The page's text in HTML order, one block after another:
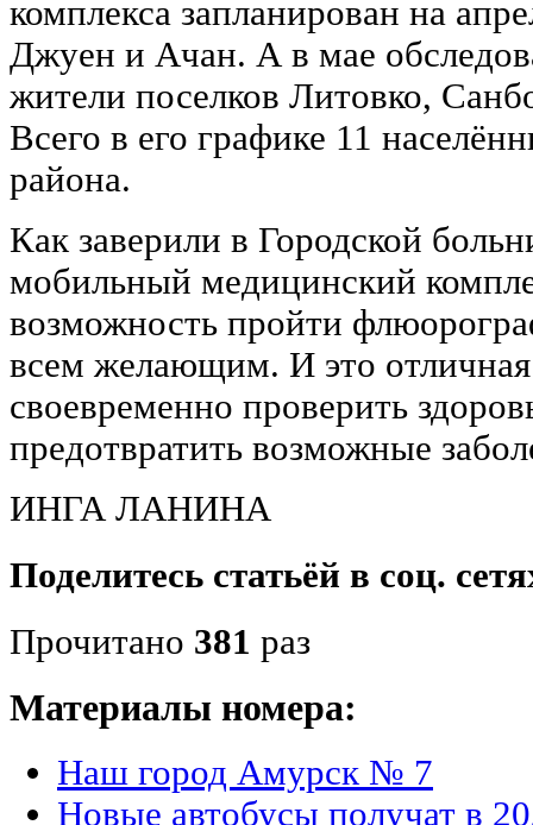
комплекса запланирован на
Джуен и Ачан. А в мае
жители поселков Литовко,
Всего в его графике 11
района.
Как заверили в Городской
мобильный медицинский
возможность пройти
всем желающим. И это
своевременно проверить
предотвратить возможные
ИНГА ЛАНИНА
Поделитесь статьёй в соц.
Прочитано 381 раз
Материалы номера:
Наш город Амурск № 7
Новые автобусы получат в